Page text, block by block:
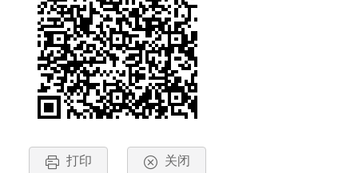
打印 关闭